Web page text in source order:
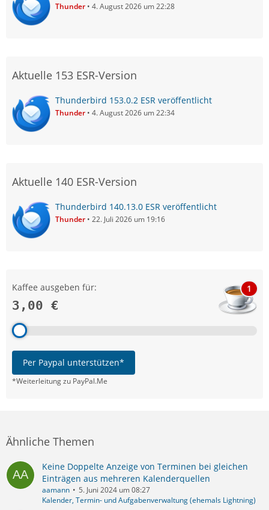
Thunder 4. August 2026 um 22:28
Aktuelle 153 ESR-Version
Thunderbird 153.0.2 ESR veröffentlicht
Thunder 4. August 2026 um 22:34
Aktuelle 140 ESR-Version
Thunderbird 140.13.0 ESR veröffentlicht
Thunder 22. Juli 2026 um 19:16
Kaffee ausgeben für:
3,00 €
1
Per Paypal unterstützen*
*Weiterleitung zu PayPal.Me
Ähnliche Themen
Keine Doppelte Anzeige von Terminen bei gleichen
Einträgen aus mehreren Kalenderquellen
aamann
5. Juni 2024 um 08:27
Kalender, Termin- und Aufgabenverwaltung (ehemals Lightning)